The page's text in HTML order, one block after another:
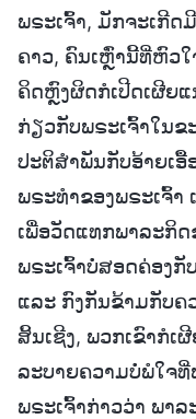
ພຣະເຈົ້າ, ມັກຈະເກີດ
ຄາວ, ຄົນເຫຼົ່ານີ້ທີ່ຫົວໃ
ຄິດຫຼົງຜິດກໍເປີດເຜີຍແ
ກ່ຽວກັບພຣະເຈົ້າໃນ
ປະຕິສຳພັນກັບອ້າຍເອື້
ພຣະທຳຂອງພຣະເຈົ້າ
ເພື່ອວັດແທກພາລະກິດ
ພຣະເຈົ້າບໍ່ສອດຄ່ອງ
ແລະ ກົງກັນຂ້າມກັບຄ
ສິ້ນເຊີງ, ພວກເຂົາກໍເ
ລະບາຍຄວາມບໍ່ພໍໃຈທີ່
ພຣະເຈົ້າກ່າວວ່າ ພາ